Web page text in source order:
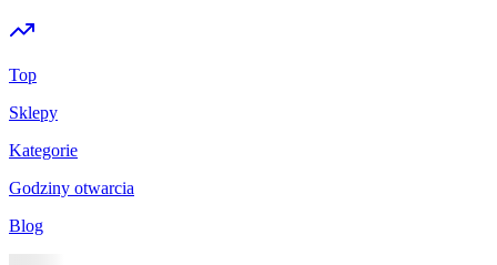
Top
Sklepy
Kategorie
Godziny otwarcia
Blog